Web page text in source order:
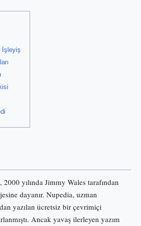
İşleyiş
yılında Jimmy Wales tarafından
dayanır. Nupedia, uzman
yazılan ücretsiz bir çevrimiçi
Ancak yavaş ilerleyen yazım